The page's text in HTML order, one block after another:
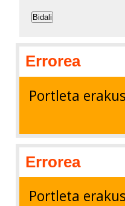
Bidali
Errorea
Portleta
Errorea
Portleta